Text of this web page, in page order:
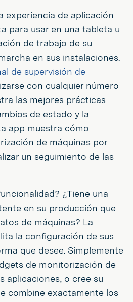
experiencia de aplicación
para usar en una tableta u
de trabajo de su
en sus instalaciones.
de supervisión de
con cualquier número
las mejores prácticas
de estado y la
app muestra cómo
de máquinas por
un seguimiento de las
¿Tiene una
en su producción que
de máquinas? La
la configuración de sus
que desee. Simplemente
de monitorización de
aplicaciones, o cree su
combine exactamente los